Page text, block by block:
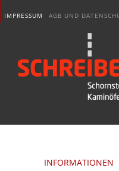
IMPRESSUM AGB UND
INFORMATIONEN